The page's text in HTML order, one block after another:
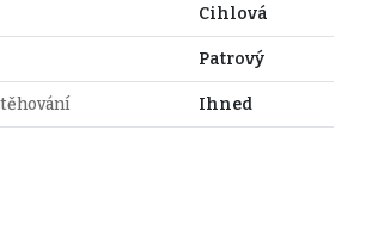
Cihlová
Patrový
Ihned